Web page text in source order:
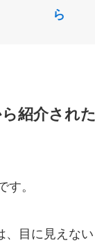
ら
紹介され
す。
、目に見えな